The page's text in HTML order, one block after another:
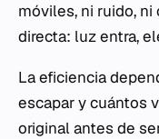
móviles, ni ruido,
directa: luz entra,
La eficiencia
escapar y cuántos
original antes de